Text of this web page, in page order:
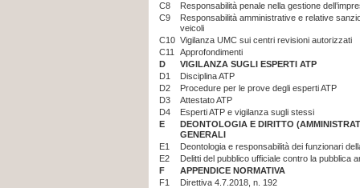
C8
Responsabilità penale nella gestione
C9
Responsabilità amministrative e relative
veicoli
C10 Vigilanza UMC sui centri revisioni autorizzati
C11
Approfondimenti
D
VIGILANZA SUGLI ESPERTI ATP
D1
Disciplina ATP
D2
Procedure per le prove degli esperti ATP
D3
Attestato ATP
D4
Esperti ATP e vigilanza sugli stessi
E
DEONTOLOGIA E DIRITTO
GENERALI
E1
Deontologia e responsabilità dei funzionari
E2
Delitti del pubblico ufficiale contro la pubblica
F
APPENDICE NORMATIVA
F1
Direttiva 4.7.2018, n. 192